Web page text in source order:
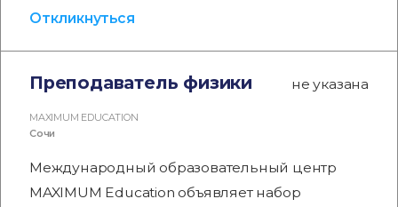
Откликнуться
Преподаватель физики не указана
MAXIMUM EDUCATION
Сочи
Международный образовательный центр
MAXIMUM Education объявляет набор